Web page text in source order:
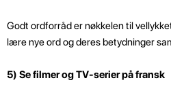
Godt ordforråd er nøkkelen til
lære nye ord og deres betydninger
5) Se filmer og TV-serier på fransk